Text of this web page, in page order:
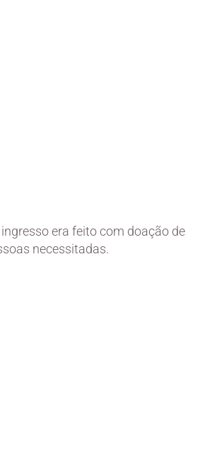
era feito com doação de
necessitadas.